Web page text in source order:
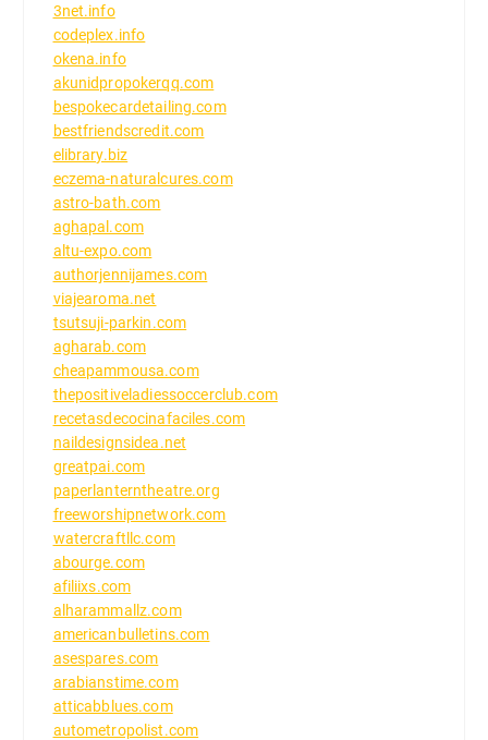
3net.info
codeplex.info
okena.info
akunidpropokerqq.com
bespokecardetailing.com
bestfriendscredit.com
elibrary.biz
eczema-naturalcures.com
astro-bath.com
aghapal.com
altu-expo.com
authorjennijames.com
viajearoma.net
tsutsuji-parkin.com
agharab.com
cheapammousa.com
thepositiveladiessoccerclub.com
recetasdecocinafaciles.com
naildesignsidea.net
greatpai.com
paperlanterntheatre.org
freeworshipnetwork.com
watercraftllc.com
abourge.com
afiliixs.com
alharammallz.com
americanbulletins.com
asespares.com
arabianstime.com
atticabblues.com
autometropolist.com